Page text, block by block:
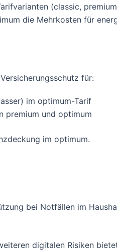
(classic,
die Mehrkosten für
für:
im optimum-Tarif
premium und optimum
im optimum.
bei Notfällen im
digitalen Risiken